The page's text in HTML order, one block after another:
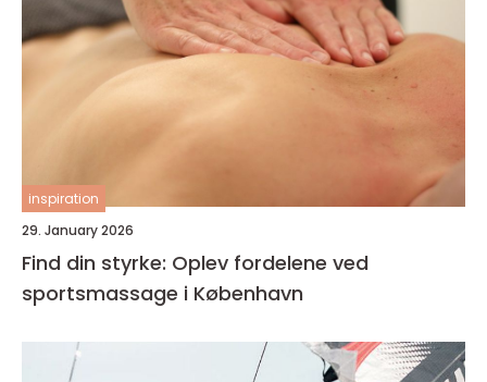
inspiration
29. January 2026
Find din styrke: Oplev fordelene ved
sportsmassage i København